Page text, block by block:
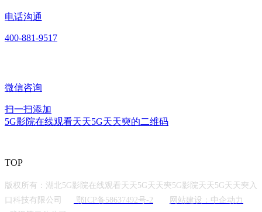
电话沟通
400-881-9517
微信咨询
扫一扫添加
5G影院在线观看天天5G天天奭的二维码
TOP
版权所有：湖北5G影院在线观看天天5G天天奭5G影院天天5G天天奭入
口科技有限公司
鄂ICP备58637492号-2
网站建设：中企动力